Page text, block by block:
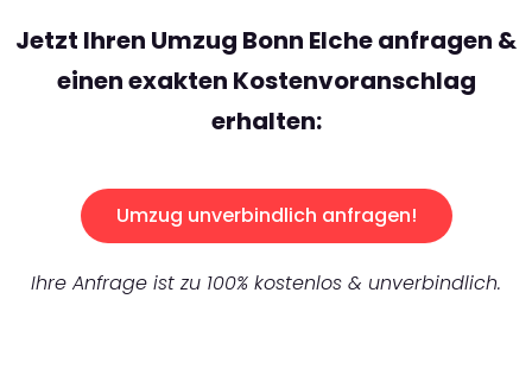
Jetzt Ihren Umzug Bonn Elche anfragen &
einen exakten Kostenvoranschlag
erhalten:
Umzug unverbindlich anfragen!
Ihre Anfrage ist zu 100% kostenlos & unverbindlich.